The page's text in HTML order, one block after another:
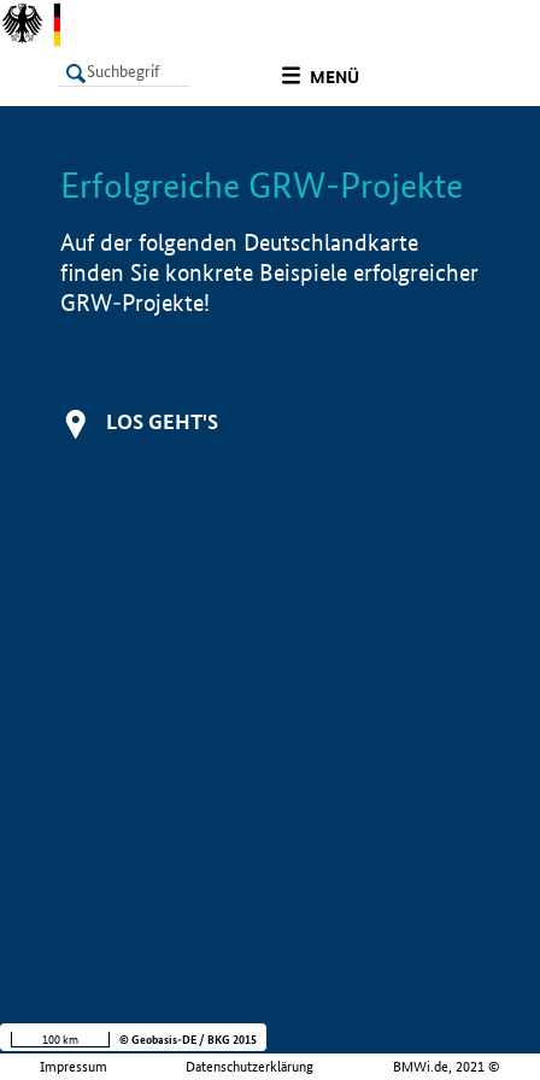
MENÜ
LISTE Info
Erfolgreiche GRW-Projekte
Auf der folgenden Deutschlandkarte
finden Sie konkrete Beispiele erfolgreicher
GRW-Projekte!
LOS GEHT'S
Impressum Datenschutzerklärung BMWi.de, 2021 ©
100 km © Geobasis-DE / BKG 2015